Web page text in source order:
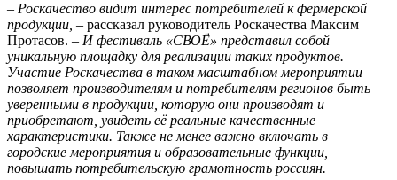
– Роскачество видит интерес потребителей к фермерской
продукции, – рассказал руководитель Роскачества Максим
Протасов. – И фестиваль «СВОЁ» представил собой
уникальную площадку для реализации таких продуктов.
Участие Роскачества в таком масштабном мероприятии
позволяет производителям и потребителям регионов быть
уверенными в продукции, которую они производят и
приобретают, увидеть её реальные качественные
характеристики. Также не менее важно включать в
городские мероприятия и образовательные функции,
повышать потребительскую грамотность россиян.